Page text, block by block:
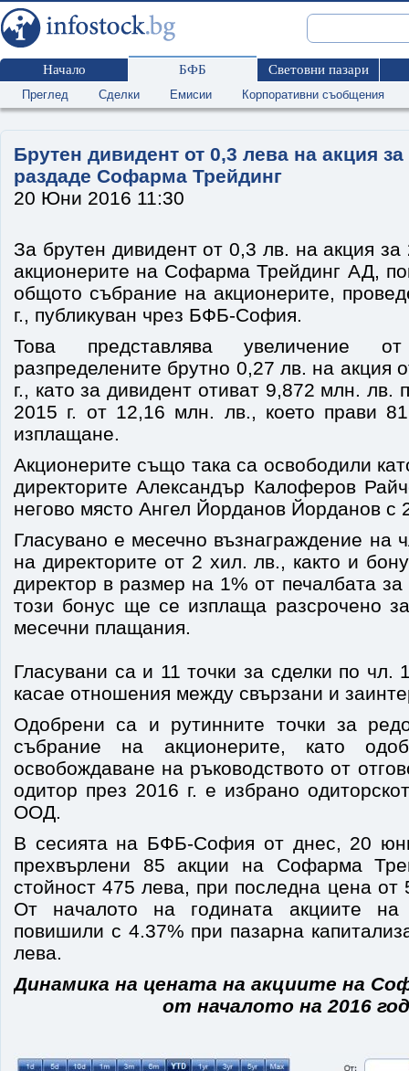
Начало БФБ Световни пазари
Преглед Сделки Емисии Корпоративни съобщения
Брутен дивидент от 0,3 лева на акция за
раздаде Софарма Трейдинг
20 Юни 2016 11:30
За брутен дивидент от 0,3 лв. на акция за
акционерите на Софарма Трейдинг АД,
общото събрание на акционерите,
г., публикуван чрез БФБ-София.
Това представлява увеличение
разпределените брутно 0,27 лв. на акция
г., като за дивидент отиват 9,872 млн. лв.
2015 г. от 12,16 млн. лв., което прави
изплащане.
Акционерите също така са освободили
директорите Александър Калоферов
негово място Ангел Йорданов Йорданов с
Гласувано е месечно възнаграждение на
на директорите от 2 хил. лв., както и
директор в размер на 1% от печалбата за
този бонус ще се изплаща разсрочено
месечни плащания.
Гласувани са и 11 точки за сделки по
касае отношения между свързани и
Одобрени са и рутинните точки за
събрание на акционерите, като
освобождаване на ръководството от
одитор през 2016 г. е избрано
ООД.
В сесията на БФБ-София от днес, 20
прехвърлени 85 акции на Софарма
стойност 475 лева, при последна цена от
От началото на годината акциите
повишили с 4.37% при пазарна
лева.
Динамика на цената на акциите на
от началото на 2016